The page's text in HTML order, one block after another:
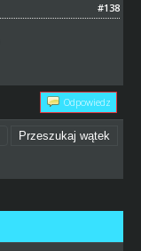
#138
Odpowiedz